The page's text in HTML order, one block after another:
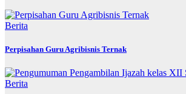
Berita
Perpisahan Guru Agribisnis Ternak
Berita